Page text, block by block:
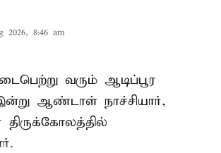
2026, 8:46 am
வரும் ஆடிப்பூர
ஆண்டாள் நாச்சியார்,